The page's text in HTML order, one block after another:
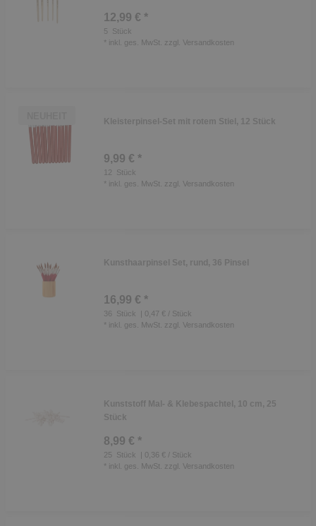
12,99 € *
5
Stück
* inkl. ges. MwSt. zzgl. Versandkosten
Kleisterpinsel-Set mit rotem Stiel, 12 Stück
9,99 € *
12
Stück
* inkl. ges. MwSt. zzgl. Versandkosten
Kunsthaarpinsel Set, rund, 36 Pinsel
16,99 € *
36 Stück
| 0,47 € / Stück
* inkl. ges. MwSt. zzgl. Versandkosten
Kunststoff Mal- & Klebespachtel, 10 cm, 25
Stück
8,99 € *
25 Stück
| 0,36 € / Stück
* inkl. ges. MwSt. zzgl. Versandkosten